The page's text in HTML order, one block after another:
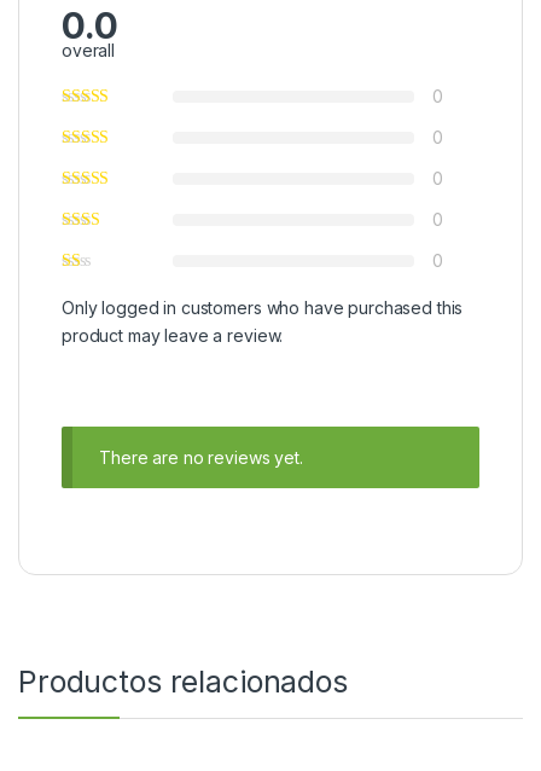
0.0
overall
0
0
0
0
0
Only logged in customers who have purchased this
product may leave a review.
There are no reviews yet.
Productos relacionados